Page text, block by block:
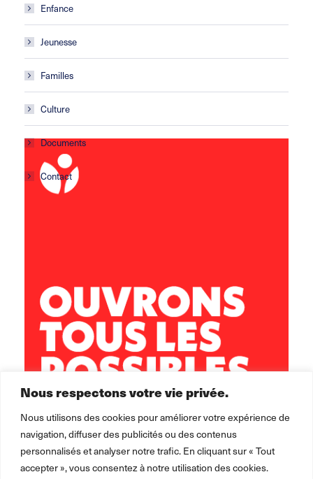
Nous respectons votre vie privée.
Nous utilisons des cookies pour améliorer votre expérience de
navigation, diffuser des publicités ou des contenus
personnalisés et analyser notre trafic. En cliquant sur « Tout
accepter », vous consentez à notre utilisation des cookies.
Enfance
Jeunesse
Familles
Culture
Documents
Contact
secretariat.arize-leze@leolagrange.org